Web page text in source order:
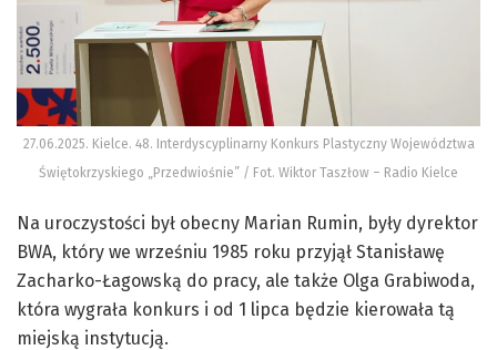
27.06.2025. Kielce. 48. Interdyscyplinarny Konkurs Plastyczny Województwa
Świętokrzyskiego „Przedwiośnie” / Fot. Wiktor Taszłow – Radio Kielce
Na uroczystości był obecny Marian Rumin, były dyrektor
BWA, który we wrześniu 1985 roku przyjął Stanisławę
Zacharko-Łagowską do pracy, ale także Olga Grabiwoda,
która wygrała konkurs i od 1 lipca będzie kierowała tą
miejską instytucją.